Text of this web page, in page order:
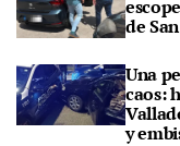
de
Una
caos:
y